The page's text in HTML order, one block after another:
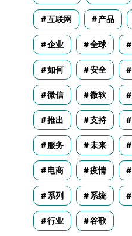
互联网 产品
企业 全球
如何 安全
微信 微软
推出 支持
服务 未来
电商 疫情
系列 系统
行业 谷歌